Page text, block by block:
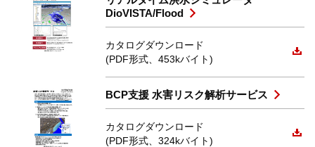
DioVISTA/Flood
カタログダウンロード
(PDF形式、453kバイト)
BCP支援 水害リスク解析サービス
カタログダウンロード
(PDF形式、324kバイト)